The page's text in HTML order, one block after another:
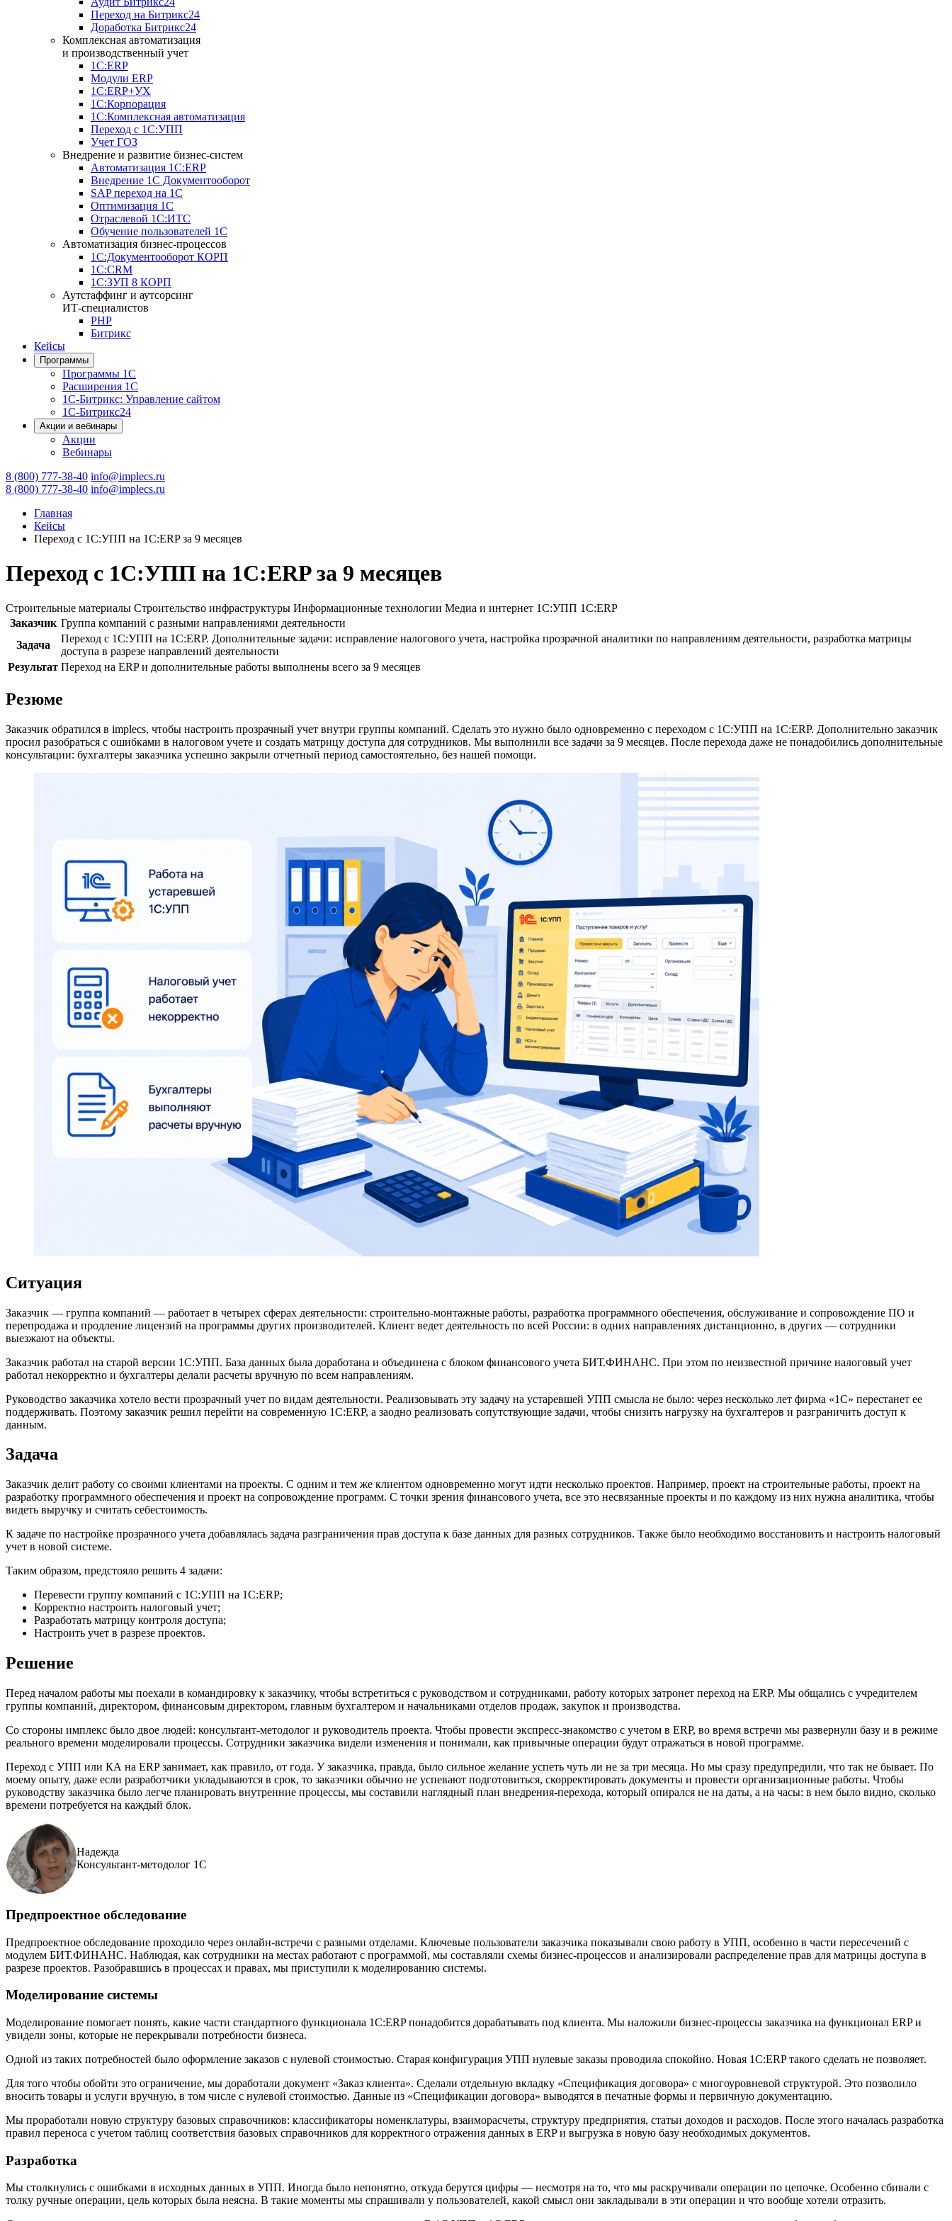
Переход на Битрикс24
Доработка Битрикс24
Комплексная автоматизация
и производственный учет
1С:ERP
Модули ERP
1C:ERP+УХ
1С:Корпорация
1С:Комплексная автоматизация
Переход с 1С:УПП
Учет ГОЗ
Внедрение и развитие бизнес-систем
Автоматизация 1С:ERP
Внедрение 1С Документооборот
SAP переход на 1С
Оптимизация 1С
Отраслевой 1С:ИТС
Обучение пользователей 1С
Автоматизация бизнес-процессов
1С:Документооборот КОРП
1С:CRM
1С:ЗУП 8 КОРП
Аутстаффинг и аутсорсинг
ИТ-специалистов
PHP
Битрикс
Кейсы
Программы
Программы 1С
Расширения 1С
1С-Битрикс: Управление сайтом
1С-Битрикс24
Акции и вебинары
Акции
Вебинары
8 (800) 777-38-40 info@implecs.ru
8 (800) 777-38-40 info@implecs.ru
Главная
Кейсы
Переход с 1С:УПП на 1С:ERP за 9 месяцев
Переход с 1С:УПП на 1С:ERP за 9 месяцев
Строительные материалы Строительство инфраструктуры Информационные технологии Медиа и интернет 1С:УПП 1С:ERP
Заказчик Группа компаний с разными направлениями деятельности
Задача
Переход с 1С:УПП на 1С:ERP. Дополнительные задачи: исправление налогового учета, настройка прозрачной аналитики по направлениям деятельности, разработка матрицы
доступа в разрезе направлений деятельности
Результат Переход на ERP и дополнительные работы выполнены всего за 9 месяцев
Резюме
Заказчик обратился в implecs, чтобы настроить прозрачный учет внутри группы компаний. Сделать это нужно было одновременно с переходом с 1С:УПП на 1C:ERP. Дополнительно заказчик
просил разобраться с ошибками в налоговом учете и создать матрицу доступа для сотрудников. Мы выполнили все задачи за 9 месяцев. После перехода даже не понадобились дополнительные
консультации: бухгалтеры заказчика успешно закрыли отчетный период самостоятельно, без нашей помощи.
Ситуация
Заказчик — группа компаний — работает в четырех сферах деятельности: строительно-монтажные работы, разработка программного обеспечения, обслуживание и сопровождение ПО и
перепродажа и продление лицензий на программы других производителей. Клиент ведет деятельность по всей России: в одних направлениях дистанционно, в других — сотрудники
выезжают на объекты.
Заказчик работал на старой версии 1С:УПП. База данных была доработана и объединена с блоком финансового учета БИТ.ФИНАНС. При этом по неизвестной причине налоговый учет
работал некорректно и бухгалтеры делали расчеты вручную по всем направлениям.
Руководство заказчика хотело вести прозрачный учет по видам деятельности. Реализовывать эту задачу на устаревшей УПП смысла не было: через несколько лет фирма «1С» перестанет ее
поддерживать. Поэтому заказчик решил перейти на современную 1С:ERP, а заодно реализовать сопутствующие задачи, чтобы снизить нагрузку на бухгалтеров и разграничить доступ к
данным.
Задача
Заказчик делит работу со своими клиентами на проекты. С одним и тем же клиентом одновременно могут идти несколько проектов. Например, проект на строительные работы, проект на
разработку программного обеспечения и проект на сопровождение программ. С точки зрения финансового учета, все это несвязанные проекты и по каждому из них нужна аналитика, чтобы
видеть выручку и считать себестоимость.
К задаче по настройке прозрачного учета добавлялась задача разграничения прав доступа к базе данных для разных сотрудников. Также было необходимо восстановить и настроить налоговый
учет в новой системе.
Таким образом, предстояло решить 4 задачи:
Перевести группу компаний с 1С:УПП на 1С:ERP;
Корректно настроить налоговый учет;
Разработать матрицу контроля доступа;
Настроить учет в разрезе проектов.
Решение
Перед началом работы мы поехали в командировку к заказчику, чтобы встретиться с руководством и сотрудниками, работу которых затронет переход на ERP. Мы общались с учредителем
группы компаний, директором, финансовым директором, главным бухгалтером и начальниками отделов продаж, закупок и производства.
Со стороны имплекс было двое людей: консультант-методолог и руководитель проекта. Чтобы провести экспресс-знакомство с учетом в ERP, во время встречи мы развернули базу и в режиме
реального времени моделировали процессы. Сотрудники заказчика видели изменения и понимали, как привычные операции будут отражаться в новой программе.
Переход с УПП или КА на ERP занимает, как правило, от года. У заказчика, правда, было сильное желание успеть чуть ли не за три месяца. Но мы сразу предупредили, что так не бывает. По
моему опыту, даже если разработчики укладываются в срок, то заказчики обычно не успевают подготовиться, скорректировать документы и провести организационные работы. Чтобы
руководству заказчика было легче планировать внутренние процессы, мы составили наглядный план внедрения-перехода, который опирался не на даты, а на часы: в нем было видно, сколько
времени потребуется на каждый блок.
Надежда
Консультант-методолог 1С
Предпроектное обследование
Предпроектное обследование проходило через онлайн-встречи с разными отделами. Ключевые пользователи заказчика показывали свою работу в УПП, особенно в части пересечений с
модулем БИТ.ФИНАНС. Наблюдая, как сотрудники на местах работают с программой, мы составляли схемы бизнес-процессов и анализировали распределение прав для матрицы доступа в
разрезе проектов. Разобравшись в процессах и правах, мы приступили к моделированию системы.
Моделирование системы
Моделирование помогает понять, какие части стандартного функционала 1С:ERP понадобится дорабатывать под клиента. Мы наложили бизнес-процессы заказчика на функционал ERP и
увидели зоны, которые не перекрывали потребности бизнеса.
Одной из таких потребностей было оформление заказов с нулевой стоимостью. Старая конфигурация УПП нулевые заказы проводила спокойно. Новая 1С:ERP такого сделать не позволяет.
Для того чтобы обойти это ограничение, мы доработали документ «Заказ клиента». Сделали отдельную вкладку «Спецификация договора» с многоуровневой структурой. Это позволило
вносить товары и услуги вручную, в том числе с нулевой стоимостью. Данные из «Спецификации договора» выводятся в печатные формы и первичную документацию.
Мы проработали новую структуру базовых справочников: классификаторы номенклатуры, взаиморасчеты, структуру предприятия, статьи доходов и расходов. После этого началась разработка
правил переноса с учетом таблиц соответствия базовых справочников для корректного отражения данных в ERP и выгрузка в новую базу необходимых документов.
Разработка
Мы столкнулись с ошибками в исходных данных в УПП. Иногда было непонятно, откуда берутся цифры — несмотря на то, что мы раскручивали операции по цепочке. Особенно сбивали с
толку ручные операции, цель которых была неясна. В такие моменты мы спрашивали у пользователей, какой смысл они закладывали в эти операции и что вообще хотели отразить.